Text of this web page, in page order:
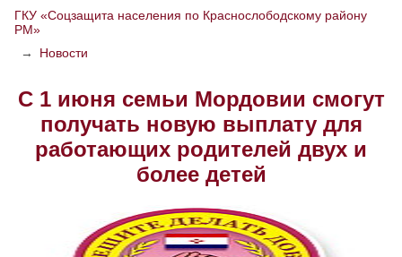
РАЗМЕР ТЕКСТА
ИЗОБРАЖЕНИЯ
Скрыть Ч/б
Настройки по умолчанию
ГКУ «Соцзащита населения по Краснослободскому району
РМ»
→
Новости
С 1 июня семьи Мордовии смогут
получать новую выплату для
работающих родителей двух и
более детей